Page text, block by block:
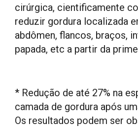
cirúrgica, cientificamente
reduzir gordura localizada
abdômen, flancos, braços,
papada, etc a partir da
* Redução de até 27% na
camada de gordura após
Os resultados podem ser